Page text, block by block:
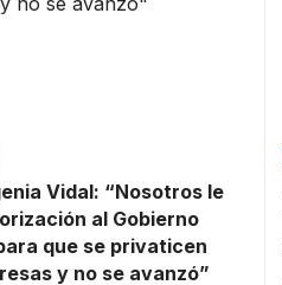
Vidal: “Nosotros le
al Gobierno
que se privaticen
y no se avanzó”